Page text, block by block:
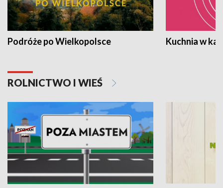
Podróże po Wielkopolsce Kuchnia w
ROLNICTWO I WIEŚ